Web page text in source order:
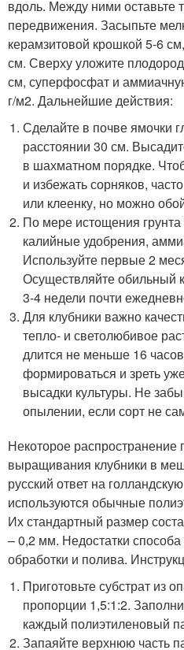
вдоль. Между ними оставьте
передвижения. Засыпьте
керамзитовой крошкой 5-6
см. Сверху уложите
см, суперфосфат и
г/м2. Дальнейшие действия:
Сделайте в почве ямочки
расстоянии 30 см.
в шахматном порядке.
и избежать сорняков,
или клеенку, но можно
По мере истощения
калийные удобрения,
Используйте первые 2
Осуществляйте обильный
3-4 недели почти
Для клубники важно
тепло- и светолюбивое
длится не меньше 16
формироваться и зреть
высадки культуры. Не
опылении, если сорт не
Некоторое распространение
выращивания клубники в
русский ответ на
используются обычные
Их стандартный размер
– 0,2 мм. Недостатки
обработки и полива.
Приготовьте субстрат из
пропорции 1,5:1:2.
каждый полиэтиленовый
Запаяйте верхнюю часть